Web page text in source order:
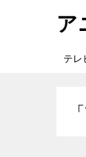
ア
テレ